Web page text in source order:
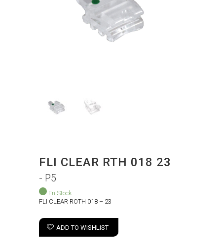
FLI CLEAR RTH 018 23
- P5
En Stock
FLI CLEAR ROTH 018 – 23
ADD TO WISHLIST